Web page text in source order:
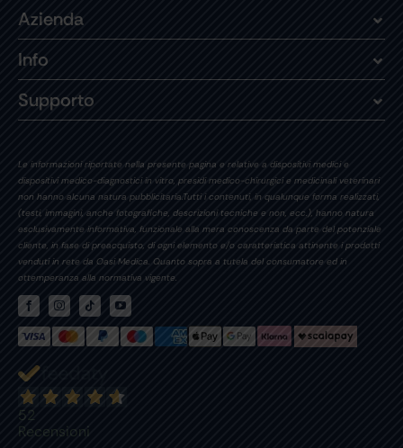
Azienda
Info
Supporto
Le informazioni riportate nella presente pagina e relative a dispositivi medici e
dispositivi medico-diagnostici in vitro, presidi medico-chirurgici e medicinali veterinari
non hanno alcuna natura pubblicitaria.Tutti i contenuti, in qualunque forma realizzati,
(testi, immagini, anche fotografiche, descrizioni tecniche e non, ecc.), hanno natura
esclusivamente informativa, funzionale alla mera conoscenza da parte del potenziale
cliente, in fase di preacquisto, di ogni elemento e/o caratteristica attinente i prodotti
venduti in rete da Oasi Medica. Quanto sopra a tutela del consumatore ed in
ottemperanza alla normativa vigente.
52
Recensioni